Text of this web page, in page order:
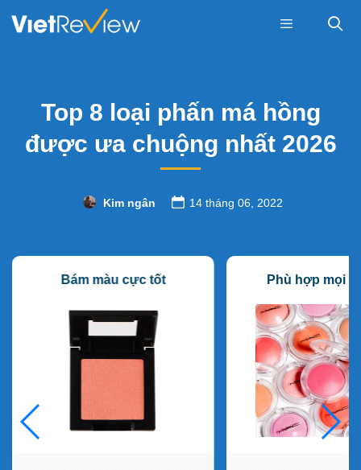
Top 8 loại phấn má hồng
được ưa chuộng nhất 2026
Kim ngân 14 tháng 06, 2022
Bám màu cực tốt Phù hợp mọi